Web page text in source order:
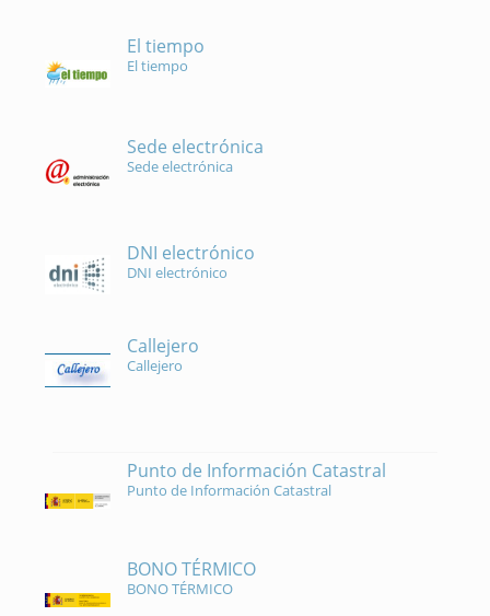
El tiempo
El tiempo
Sede electrónica
Sede electrónica
DNI electrónico
DNI electrónico
Callejero
Callejero
Punto de Información Catastral
Punto de Información Catastral
BONO TÉRMICO
BONO TÉRMICO